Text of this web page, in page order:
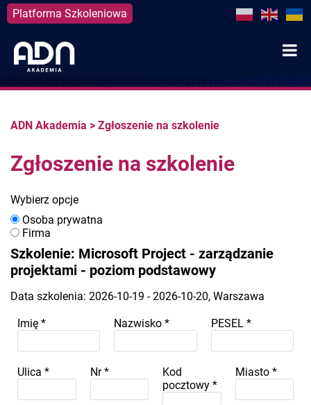
Platforma Szkoleniowa
content
ADN Akademia > Zgłoszenie na szkolenie
Zgłoszenie na szkolenie
Wybierz opcje
Osoba prywatna
Firma
Szkolenie: Microsoft Project - zarządzanie
projektami - poziom podstawowy
Data szkolenia: 2026-10-19 - 2026-10-20, Warszawa
Imię * Nazwisko* PESEL *
Ulica * Nr*
Kod
pocztowy *
Miasto *